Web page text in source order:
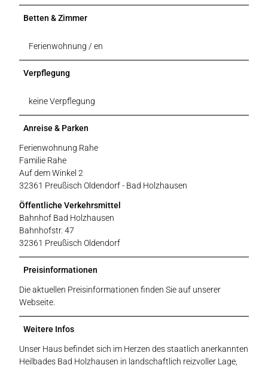
Betten & Zimmer
Ferienwohnung / en
Verpflegung
keine Verpflegung
Anreise & Parken
Ferienwohnung Rahe
Familie Rahe
Auf dem Winkel 2
32361 Preußisch Oldendorf - Bad Holzhausen
Öffentliche Verkehrsmittel
Bahnhof Bad Holzhausen
Bahnhofstr. 47
32361 Preußisch Oldendorf
Preisinformationen
Die aktuellen Preisinformationen finden Sie auf unserer
Webseite.
Weitere Infos
Unser Haus befindet sich im Herzen des staatlich anerkannten
Heilbades Bad Holzhausen in landschaftlich reizvoller Lage,